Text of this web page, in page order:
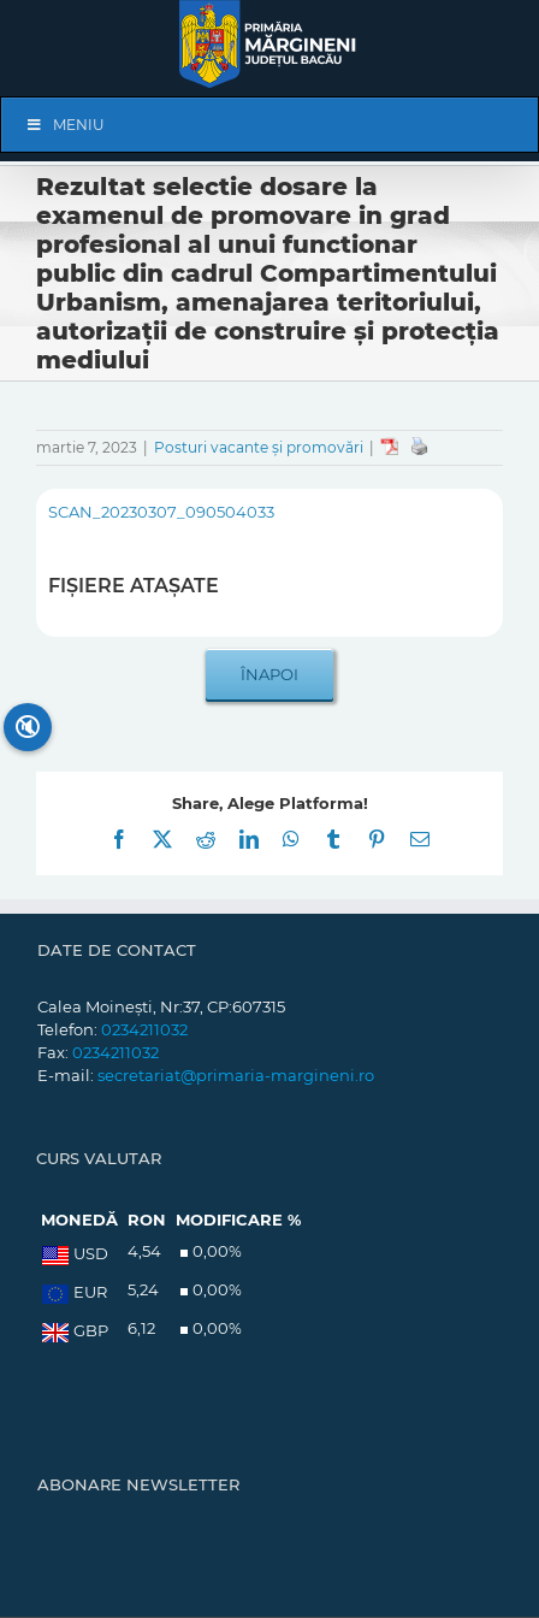
Navigation
MENIU
Rezultat selectie dosare la
examenul de promovare in grad
profesional al unui functionar
public din cadrul Compartimentului
Urbanism, amenajarea teritoriului,
autorizații de construire și protecția
mediului
martie 7, 2023 Posturi vacante și promovări
SCAN_20230307_090504033
FIȘIERE ATAȘATE
Share, Alege Platforma!
Facebook
RedditLinkedInWhatsApp
Tumblr Pinterest
E-
DATE DE CONTACT
Calea Moinești, Nr:37, CP:607315
Telefon: 0234211032
Fax: 0234211032
E-mail: secretariat@primaria-margineni.ro
CURS VALUTAR
MONEDĂ RON
MODIFICARE %
USD
4,54 0,00%
EUR 5,24 0,00%
GBP 6,12 0,00%
ABONARE NEWSLETTER
🔇